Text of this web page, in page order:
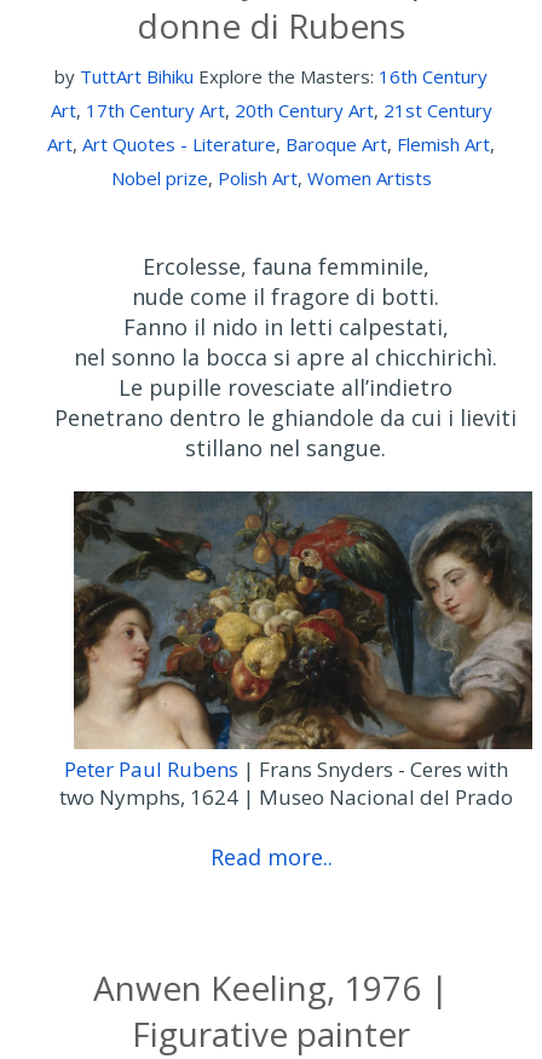
donne di Rubens
by TuttArt Bihiku Explore the Masters: 16th Century
Art, 17th Century Art, 20th Century Art, 21st Century
Art, Art Quotes - Literature, Baroque Art, Flemish Art,
Nobel prize, Polish Art, Women Artists
Ercolesse, fauna femminile,
nude come il fragore di botti.
Fanno il nido in letti calpestati,
nel sonno la bocca si apre al chicchirichì.
Le pupille rovesciate all’indietro
Penetrano dentro le ghiandole da cui i lieviti
stillano nel sangue.
Peter Paul Rubens | Frans Snyders - Ceres with
two Nymphs, 1624 | Museo Nacional del Prado
Read more..
Anwen Keeling, 1976 |
Figurative painter